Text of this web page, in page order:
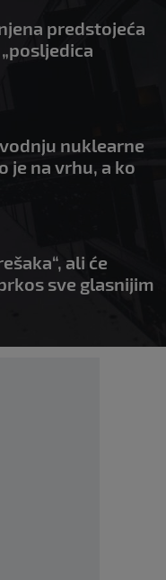
predstojeća
nuklearne
je na vrhu, a ko
ali će
sve glasnijim